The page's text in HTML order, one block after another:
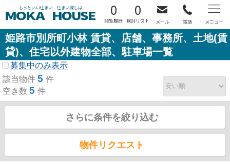
0 0
姫路市別所町小林 賃貸、店舗、事務所、土地(賃
貸)、住宅以外建物全部、駐車場一覧
募集中のみ表示
該当物件 5 件
空き数 5 件
さらに条件を絞り込む
物件リクエスト